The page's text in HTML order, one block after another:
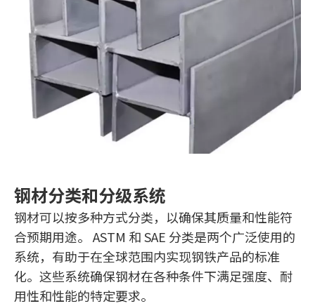
钢材分类和分级系统
钢材可以按多种方式分类，以确保其质量和性能符
合预期用途。 ASTM 和 SAE 分类是两个广泛使用的
系统，有助于在全球范围内实现钢铁产品的标准
化。这些系统确保钢材在各种条件下满足强度、耐
用性和性能的特定要求。